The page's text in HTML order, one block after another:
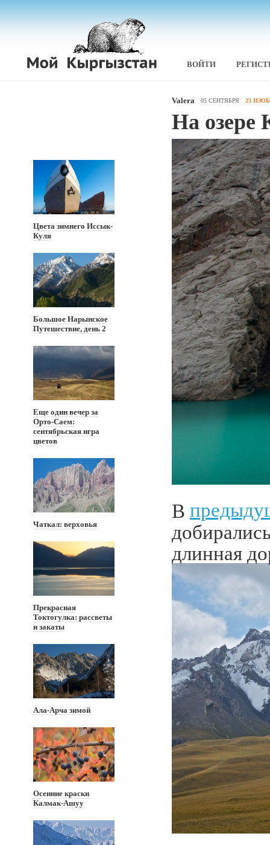
ВОЙТИ
Цвета зимнего Иссык-
Куля
Большое Нарынское
Путешествие, день 2
Еще один вечер за
Орто-Саем:
сентябрьская игра
цветов
Чаткал: верховья
Прекрасная
Токтогулка: рассветы
и закаты
Ала-Арча зимой
Осенние краски
Калмак-Ашуу
Valera 05 СЕНТЯБРЯ 23
На озере
В
длинная